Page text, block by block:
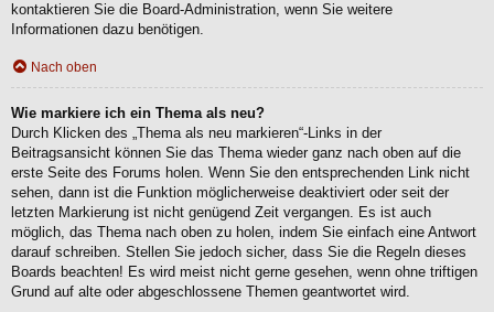
kontaktieren Sie die Board-Administration, wenn Sie weitere
Informationen dazu benötigen.
Nach oben
Wie markiere ich ein Thema als neu?
Durch Klicken des „Thema als neu markieren“-Links in der
Beitragsansicht können Sie das Thema wieder ganz nach oben auf die
erste Seite des Forums holen. Wenn Sie den entsprechenden Link nicht
sehen, dann ist die Funktion möglicherweise deaktiviert oder seit der
letzten Markierung ist nicht genügend Zeit vergangen. Es ist auch
möglich, das Thema nach oben zu holen, indem Sie einfach eine Antwort
darauf schreiben. Stellen Sie jedoch sicher, dass Sie die Regeln dieses
Boards beachten! Es wird meist nicht gerne gesehen, wenn ohne triftigen
Grund auf alte oder abgeschlossene Themen geantwortet wird.